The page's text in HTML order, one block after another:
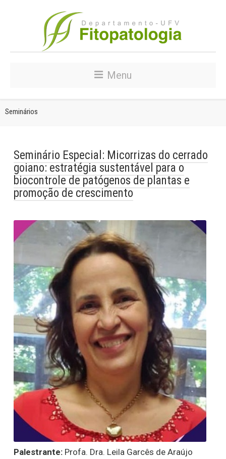
Menu
Seminários
Seminário Especial: Micorrizas do cerrado
goiano: estratégia sustentável para o
biocontrole de patógenos de plantas e
promoção de crescimento
Palestrante: Profa. Dra. Leila Garcês de Araújo